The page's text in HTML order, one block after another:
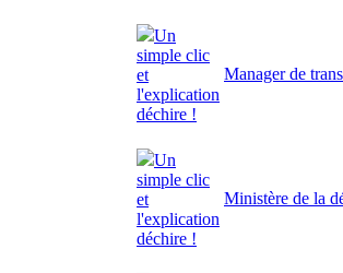
Un
simple clic
et
l'explication
déchire !
Manager de
Un
simple clic
et
l'explication
déchire !
Ministère de la